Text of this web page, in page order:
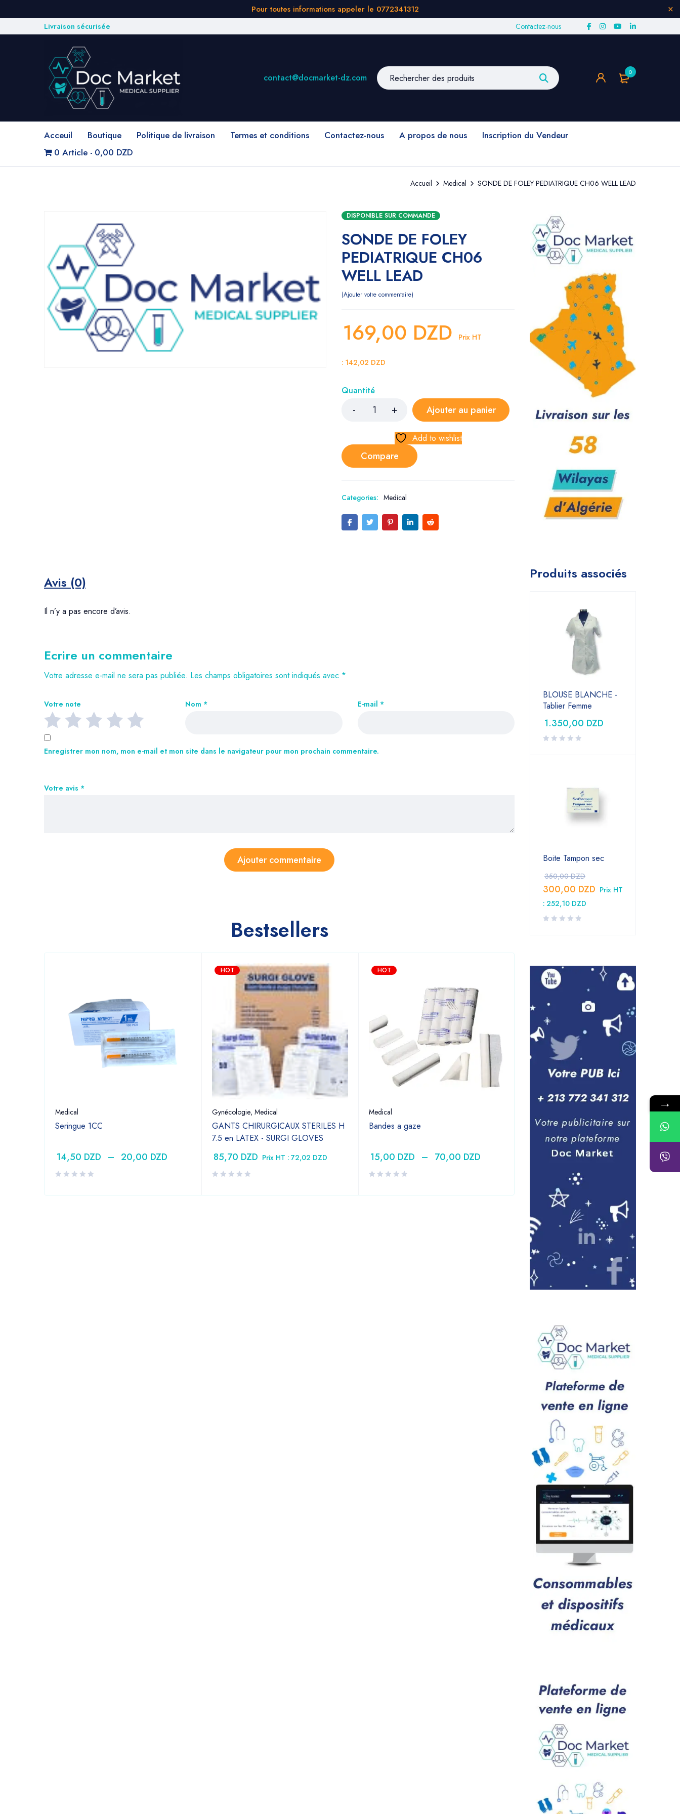
Pour toutes informations appeler le 0772341312
Livraison sécurisée Contactez-nous
0
contact@docmarket-dz.com
Acceuil Boutique Politique de livraison Termes et conditions Contactez-nous A propos de nous
Inscription du Vendeur
0 Article
0,00 DZD
Accueil Medical SONDE DE FOLEY PEDIATRIQUE CH06 WELL LEAD
DISPONIBLE SUR COMMANDE
SONDE DE FOLEY
PEDIATRIQUE CH06
WELL LEAD
Ajouter votre commentaire
169,00 DZD Prix HT
: 142,02 DZD
Quantité
Ajouter au panier
Add to wishlist
Compare
Categories: Medical
Avis (0)
Il n’y a pas encore d’avis.
Ecrire un commentaire
Votre adresse e-mail ne sera pas publiée. Les champs obligatoires sont indiqués avec *
Votre note
Votre avis *
Nom * E-mail *
Enregistrer mon nom, mon e-mail et mon site dans le navigateur pour mon prochain commentaire.
Bestsellers
Medical
Seringue 1CC
14,50 DZD – 20,00 DZD
HOT
Gynécologie, Medical
GANTS CHIRURGICAUX STERILES H
7.5 en LATEX - SURGI GLOVES
85,70 DZD Prix HT : 72,02 DZD
HOT
Medical
Bandes a gaze
15,00 DZD – 70,00 DZD
Seringue 10CC PRONTO
24,79DZD Prix HT :20,83
Produits associés
BLOUSE BLANCHE -
Tablier Femme
1.350,00 DZD
Boite Tampon sec
350,00DZD
300,00 DZD Prix HT
: 252,10 DZD
→